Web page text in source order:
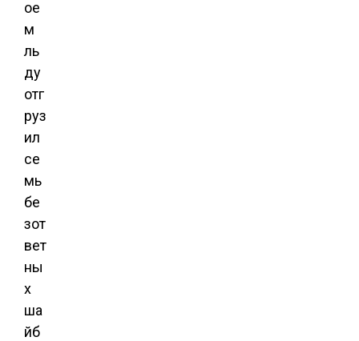
ое
м
ль
ду
отг
руз
ил
се
мь
бе
зот
вет
ны
х
ша
йб